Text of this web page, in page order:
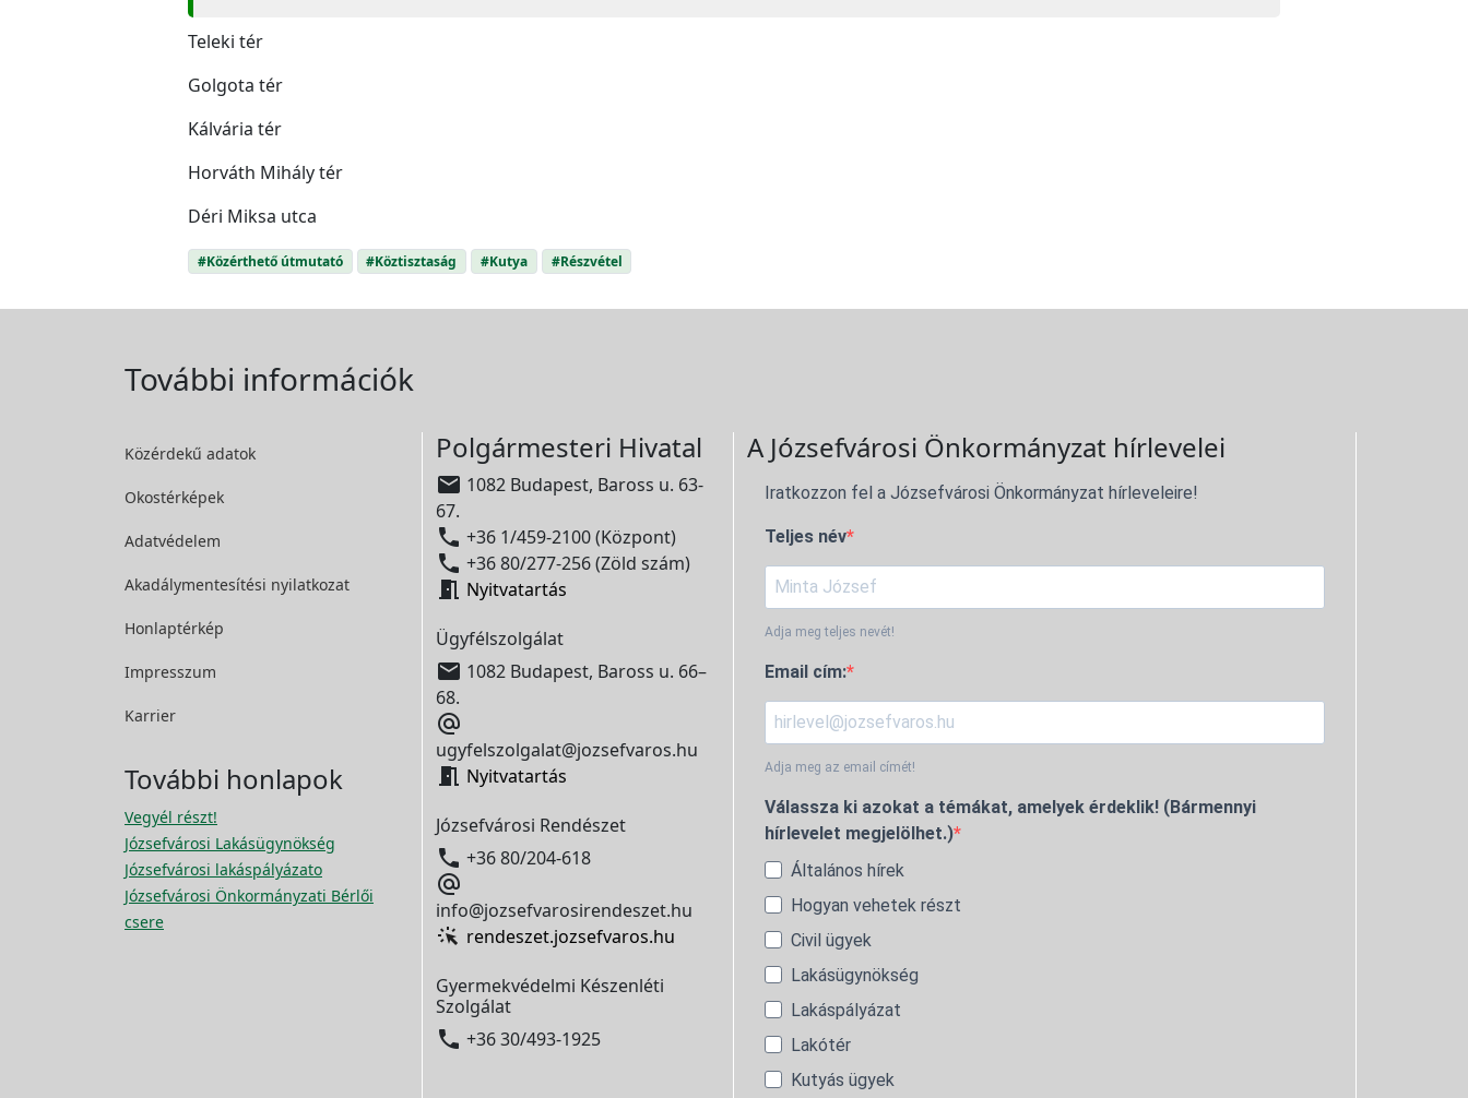
Teleki tér
Golgota tér
Kálvária tér
Horváth Mihály tér
Déri Miksa utca
#Közérthető útmutató #Köztisztaság #Kutya #Részvétel
További információk
Közérdekű adatok
Okostérképek
Adatvédelem
Akadálymentesítési nyilatkozat
Honlaptérkép
Impresszum
Karrier
További honlapok
Vegyél részt!
Józsefvárosi Lakásügynökség
Józsefvárosi lakáspályázato
Józsefvárosi Önkormányzati Bérlői
csere
Polgármesteri Hivatal
 1082 Budapest, Baross u. 63-
67.
 +36 1/459-2100 (Központ)
 +36 80/277-256 (Zöld szám)
 Nyitvatartás
Ügyfélszolgálat
 1082 Budapest, Baross u. 66–
68.

ugyfelszolgalat@jozsefvaros.hu
 Nyitvatartás
Józsefvárosi Rendészet
 +36 80/204-618

info@jozsefvarosirendeszet.hu
rendeszet.jozsefvaros.hu
Gyermekvédelmi Készenléti
Szolgálat
 +36 30/493-1925
A Józsefvárosi Önkormányzat hírlevelei
Iratkozzon fel a Józsefvárosi Önkormányzat hírleveleire!
Teljes név
Adja meg teljes nevét!
Email cím:
Adja meg az email címét!
Válassza ki azokat a témákat, amelyek érdeklik! (Bármennyi
hírlevelet megjelölhet.)
Általános hírek
Hogyan vehetek részt
Civil ügyek
Lakásügynökség
Lakáspályázat
Lakótér
Kutyás ügyek